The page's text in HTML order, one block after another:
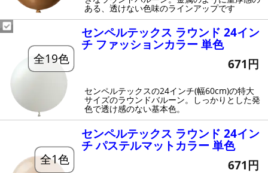
ある、透けない色味のラインアップです
全19色
センペルテックス ラウンド 24イン
チ ファッションカラー 単色
671円
センペルテックスの24インチ(幅60cm)の特大
サイズのラウンドバルーン。しっかりとした発
色で透け感のない基本色。
全1色
センペルテックス ラウンド 24イン
チ パステルマットカラー 単色
671円